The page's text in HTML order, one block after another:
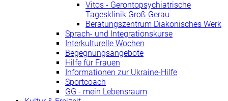
Vitos - Gerontopsychiatrische
Tagesklinik Groß-Gerau
Beratungszentrum Diakonisches Werk
Sprach- und Integrationskurse
Interkulturelle Wochen
Begegnungsangebote
Hilfe für Frauen
Informationen zur Ukraine-Hilfe
Sportcoach
GG - mein Lebensraum